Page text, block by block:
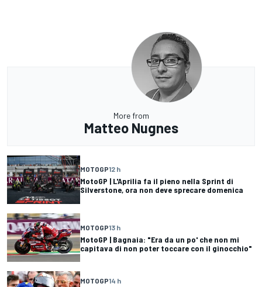
More from
Matteo Nugnes
MOTOGP12 h
MotoGP | L'Aprilia fa il pieno nella Sprint di
Silverstone, ora non deve sprecare domenica
MOTOGP13 h
MotoGP | Bagnaia: "Era da un po' che non mi
capitava di non poter toccare con il ginocchio"
MOTOGP14 h